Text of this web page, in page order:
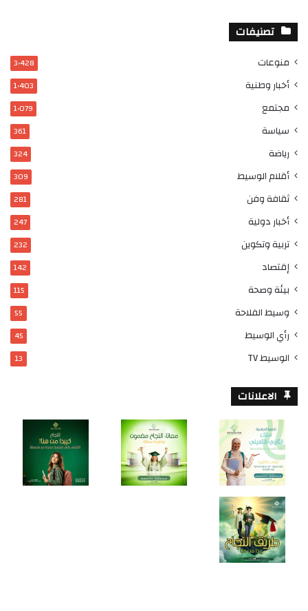
تصنيفات
منوعات 3٬428
أخبار وطنية 1٬403
مجتمع 1٬079
سياسة 361
رياضة 324
أقلام الوسيط 309
ثقافة وفن 281
أخبار دولية 247
تربية وتكوين 232
إقتصاد 142
بيئة وصحة 115
وسيط الفلاحة 55
رأي الوسيط 45
الوسيط TV 13
الاعلانات